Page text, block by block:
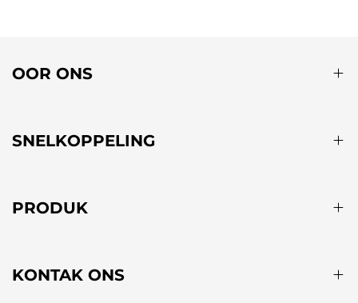
OOR ONS
SNELKOPPELING
PRODUK
KONTAK ONS